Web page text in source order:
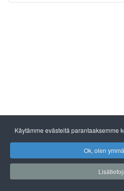
Käytämme evästeitä parantaaksemme
Ok, olen